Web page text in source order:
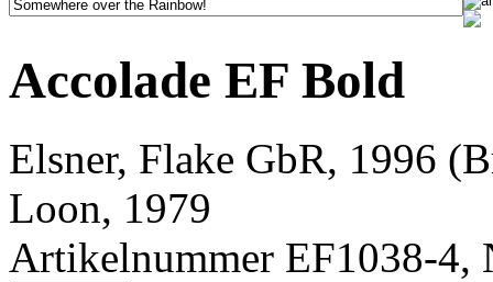
Accolade EF Bold
Elsner, Flake GbR, 1996
Loon, 1979
Artikelnummer EF1038-4,